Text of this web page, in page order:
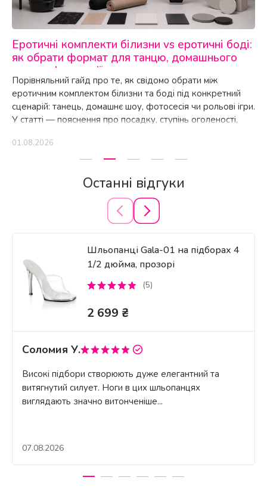
Еротичні комплекти білизни vs еротичні боді:
як обрати формат для танцю, домашнього
шоу чи фотосесії
Порівняльний гайд про те, як свідомо обрати між
еротичним комплектом білизни та боді під конкретний
сценарій: танець, домашнє шоу, фотосесія чи рольові ігри.
У статті — пояснення про посадку, ступінь оголеності,
реальних комплектів та корсетів.
01.08.2026
Останні відгуки
Шльопанці Gala-01 на підборах 4
1/2 дюйма, прозорі
(5)
2 699 ₴
Соломия У.
Високі підбори створюють дуже елегантний та
витягнутий силует. Ноги в цих шльопанцях
виглядають значно витонченіше...
07.08.2026